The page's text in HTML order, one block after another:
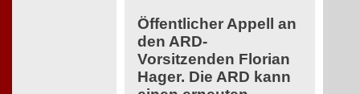
Öffentlicher Appell an
den ARD-
Vorsitzenden Florian
Hager. Die ARD kann